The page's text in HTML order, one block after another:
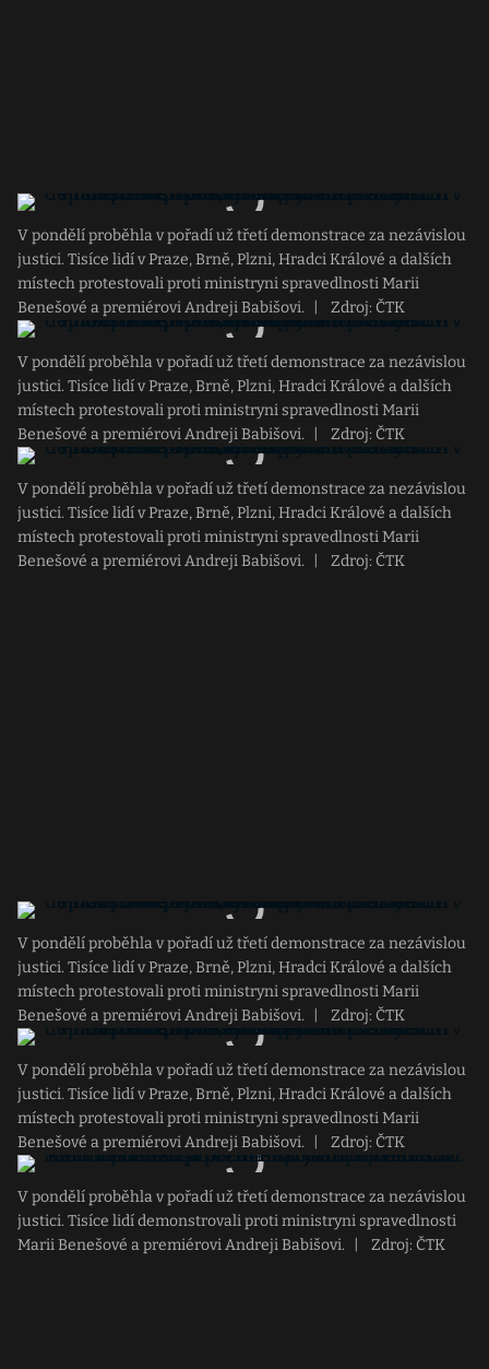
V pondělí proběhla v pořadí už třetí demonstrace za nezávislou
justici. Tisíce lidí v Praze, Brně, Plzni, Hradci Králové a dalších
místech protestovali proti ministryni spravedlnosti Marii
Benešové a premiérovi Andreji Babišovi.
Zdroj: ČTK
V pondělí proběhla v pořadí už třetí demonstrace za nezávislou
justici. Tisíce lidí v Praze, Brně, Plzni, Hradci Králové a dalších
místech protestovali proti ministryni spravedlnosti Marii
Benešové a premiérovi Andreji Babišovi.
Zdroj: ČTK
V pondělí proběhla v pořadí už třetí demonstrace za nezávislou
justici. Tisíce lidí v Praze, Brně, Plzni, Hradci Králové a dalších
místech protestovali proti ministryni spravedlnosti Marii
Benešové a premiérovi Andreji Babišovi.
Zdroj: ČTK
V pondělí proběhla v pořadí už třetí demonstrace za nezávislou
justici. Tisíce lidí v Praze, Brně, Plzni, Hradci Králové a dalších
místech protestovali proti ministryni spravedlnosti Marii
Benešové a premiérovi Andreji Babišovi.
Zdroj: ČTK
V pondělí proběhla v pořadí už třetí demonstrace za nezávislou
justici. Tisíce lidí v Praze, Brně, Plzni, Hradci Králové a dalších
místech protestovali proti ministryni spravedlnosti Marii
Benešové a premiérovi Andreji Babišovi.
Zdroj: ČTK
V pondělí proběhla v pořadí už třetí demonstrace za nezávislou
justici. Tisíce lidí demonstrovali proti ministryni spravedlnosti
Marii Benešové a premiérovi Andreji Babišovi.
Zdroj: ČTK